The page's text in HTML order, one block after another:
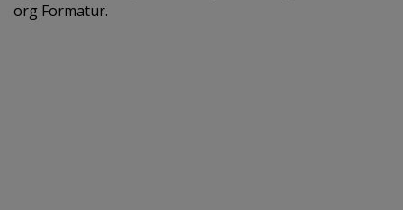
org Formatur.